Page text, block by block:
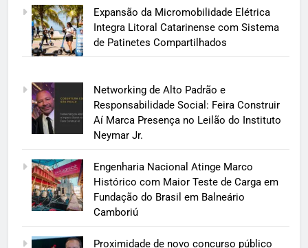
Expansão da Micromobilidade Elétrica
Integra Litoral Catarinense com Sistema
de Patinetes Compartilhados
Networking de Alto Padrão e
Responsabilidade Social: Feira Construir
Aí Marca Presença no Leilão do Instituto
Neymar Jr.
Engenharia Nacional Atinge Marco
Histórico com Maior Teste de Carga em
Fundação do Brasil em Balneário
Camboriú
Proximidade de novo concurso público